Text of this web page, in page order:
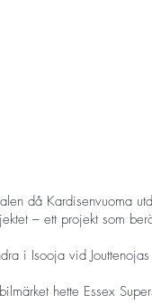
då Kardisenvuoma
– ett projekt som
i Isooja vid Jouttenojas
hette Essex